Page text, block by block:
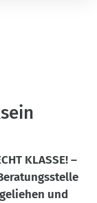
KLASSE! –
und